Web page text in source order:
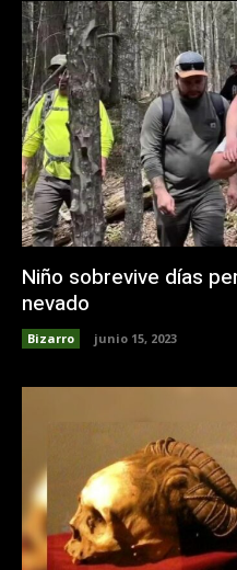
Niño sobrevive días
nevado
Bizarro junio 15, 2023